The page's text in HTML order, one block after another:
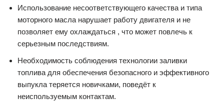
Использование несоответствующего качества и типа
моторного масла нарушает работу двигателя и не
позволяет ему охлаждаться , что может повлечь к
серьезным последствиям.
Необходимость соблюдения технологии заливки
топлива для обеспечения безопасного и эффективного
выпукла теряется новичками, поведёт к
неиспользуемым контактам.